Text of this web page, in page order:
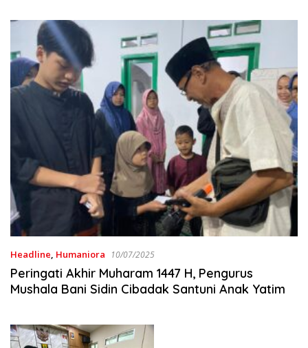
Headline, Humaniora 10/07/2025
Peringati Akhir Muharam 1447 H, Pengurus
Mushala Bani Sidin Cibadak Santuni Anak Yatim